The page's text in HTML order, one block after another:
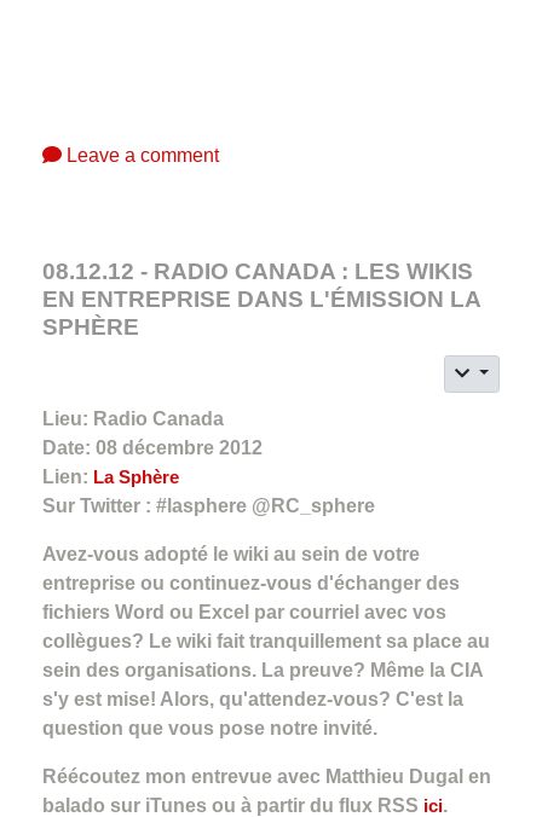
Leave a comment
08.12.12 - RADIO CANADA : LES WIKIS
EN ENTREPRISE DANS L'ÉMISSION LA
SPHÈRE
Lieu: Radio Canada
Date: 08 décembre 2012
Lien: La Sphère
Sur Twitter : #lasphere @RC_sphere
Avez-vous adopté le wiki au sein de votre
entreprise ou continuez-vous d'échanger des
fichiers Word ou Excel par courriel avec vos
collègues? Le wiki fait tranquillement sa place au
sein des organisations. La preuve? Même la CIA
s'y est mise! Alors, qu'attendez-vous? C'est la
question que vous pose notre invité.
Réécoutez mon entrevue avec Matthieu Dugal en
balado sur iTunes ou à partir du flux RSS ici.